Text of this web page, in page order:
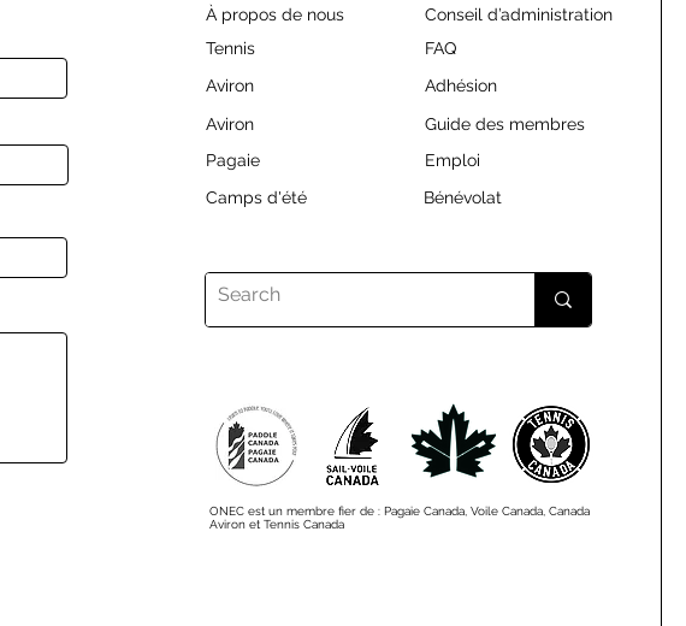
À propos de nous
Tennis
Aviron
Aviron
Pagaie
Camps d'été
Conseil d’administration
FAQ
Adhésion
Guide des membres
Emploi
Bénévolat
ONEC est un membre fier de : Pagaie Canada, Voile Canada, Canada
Aviron et Tennis Canada